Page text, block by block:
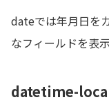
dateでは年月日を
なフィールドを表示
datetime-